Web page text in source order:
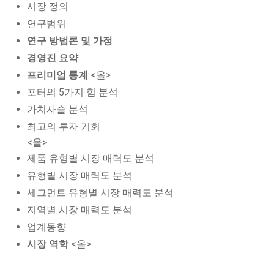
시장 정의
연구범위
연구 방법론 및 가정
경영진 요약
프리미엄 통계 <올>
포터의 5가지 힘 분석
가치사슬 분석
최고의 투자 기회
<올>
제품 유형별 시장 매력도 분석
유형별 시장 매력도 분석
세그먼트 유형별 시장 매력도 분석
지역별 시장 매력도 분석
업계동향
시장 역학<올>